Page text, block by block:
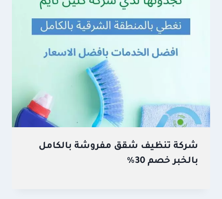
شركة تنظيف شقق مفروشة بالكامل
بالخبر خصم 30%